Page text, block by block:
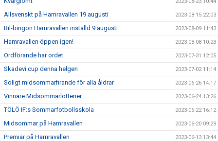
Allsvenskt på Hamravallen 19 augusti 2023-08-15 22:03
Bil-bingon Hamravallen inställd 9 augusti 2023-08-09 11:43
Hamravallen öppen igen! 2023-08-08 10:23
Ordförande har ordet 2023-07-31 12:05
Skadevi cup denna helgen 2023-07-02 11:14
Soligt midsommarfirande för alla åldrar 2023-06-26 14:17
Vinnare Midsommarlotterier 2023-06-24 13:26
TÖLÖ IF:s Sommarfotbollsskola 2023-06-22 16:12
Midsommar på Hamravallen 2023-06-20 09:29
Premiär på Hamravallen 2023-06-13 13:44